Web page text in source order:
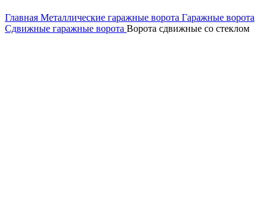
Главная Металлические гаражные ворота Гаражные ворота
Сдвижные гаражные ворота Ворота сдвижные со стеклом